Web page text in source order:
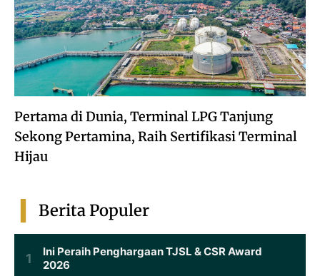
Pertama di Dunia, Terminal LPG Tanjung
Sekong Pertamina, Raih Sertifikasi Terminal
Hijau
Berita Populer